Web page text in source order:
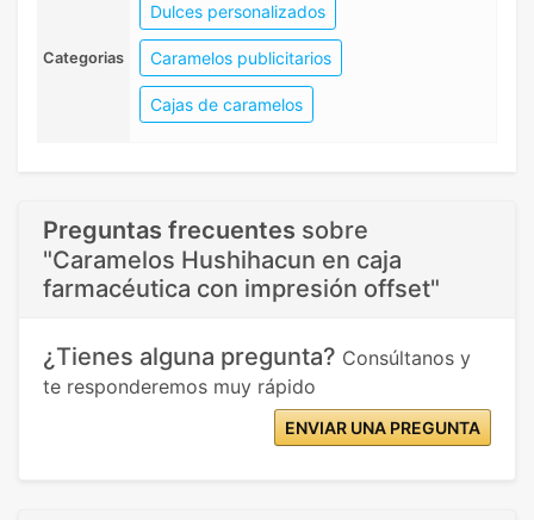
Categorias
Dulces personalizados
Caramelos publicitarios
Cajas de caramelos
Preguntas frecuentes sobre
"Caramelos Hushihacun en caja
farmacéutica con impresión offset"
¿Tienes alguna pregunta? Consúltanos y
te responderemos muy rápido
ENVIAR UNA PREGUNTA